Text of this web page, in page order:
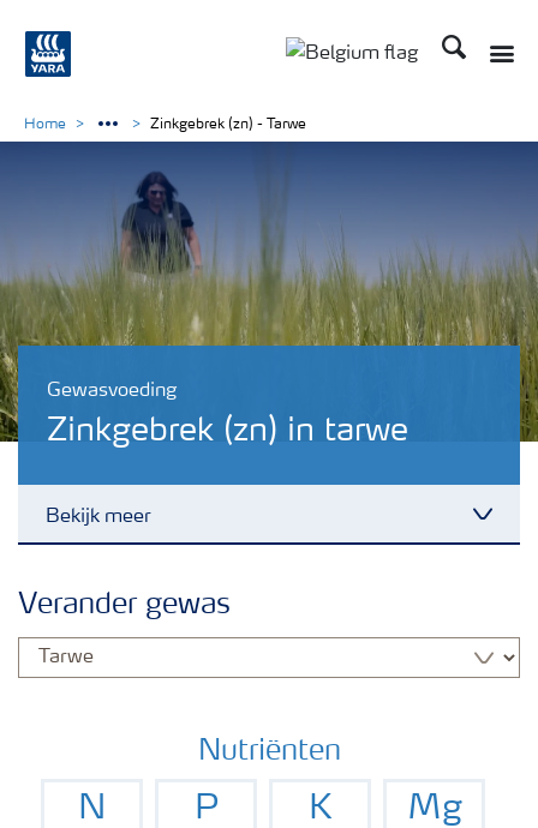
Zoek op
Gewasvoeding
Zinkgebrek (zn) in tarwe
Bekijk meer
Gewassen
Toolbox
Home Zinkgebrek (zn) - Tarwe
Verander gewas
Nutriënten
N P K Mg